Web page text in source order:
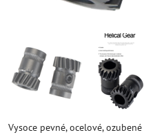
Vysoce pevné, ocelové,